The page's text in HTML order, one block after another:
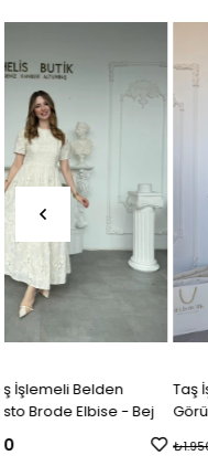
Taş İşlemeli Tül Detaylı
Görünümlü Siyah Abiye
₺1.800,00